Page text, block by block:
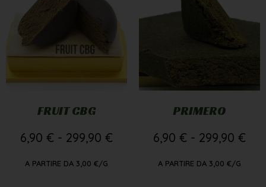
FRUIT CBG
6,90 € - 299,90 €
A PARTIRE DA 3,00 €/G
PRIMERO
6,90 € - 299,90 €
A PARTIRE DA 3,00 €/G